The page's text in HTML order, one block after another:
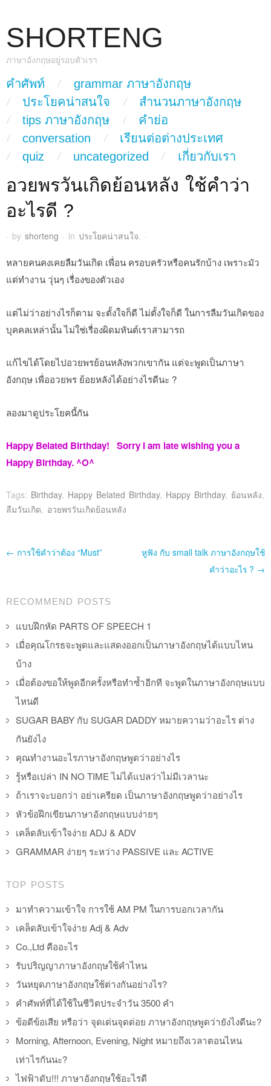
SHORTENG
ภาษาอังกฤษอยู่รอบตัวเรา
Main Menu
skip to content
คำศัพท์
grammar ภาษาอังกฤษ
ประโยคน่าสนใจ
สำนวนภาษาอังกฤษ
tips ภาษาอังกฤษ
คำย่อ
conversation
เรียนต่อต่างประเทศ
quiz
uncategorized เกี่ยวกับเรา
อวยพรวันเกิดย้อนหลัง ใช้คำว่า
อะไรดี ?
· by shorteng · in ประโยคน่าสนใจ. ·
หลายคนคงเคยลืมวันเกิด เพื่อน ครอบครัวหรือคนรักบ้าง เพราะมัว
แต่ทำงาน วุ่นๆ เรื่องของตัวเอง
แต่ไม่ว่าอย่างไรก็ตาม จะตั้งใจก็ดี ไม่ตั้งใจก็ดี ในการลืมวันเกิดของ
บุคคลเหล่านั้น ไม่ใช่เรื่องผิดมหันต์เราสามารถ
แก้ไขได้โดยไปอวยพรย้อนหลังพวกเขากัน แต่จะพูดเป็นภาษา
อังกฤษ เพื่ออวยพร ย้อยหลังได้อย่างไรดีนะ ?
ลองมาดูประโยคนี้กัน
Happy Belated Birthday! Sorry I am late wishing you a
Happy Birthday. ^O^
Tags: Birthday, Happy Belated Birthday, Happy Birthday, ย้อนหลัง,
ลืมวันเกิด, อวยพรวันเกิดย้อนหลัง
Post navigation
← การใช้คำว่าต้อง “Must”
หูฟัง กับ small talk ภาษาอังกฤษใช้
คำว่าอะไร ? →
RECOMMEND POSTS
แบบฝึกหัด PARTS OF SPEECH 1
เมื่อคุณโกรธจะพูดและแสดงออกเป็นภาษาอังกฤษได้แบบไหน
บ้าง
เมื่อต้องขอให้พูดอีกครั้งหรือทำซ้ำอีกที จะพูดในภาษาอังกฤษแบบ
ไหนดี
SUGAR BABY กับ SUGAR DADDY หมายความว่าอะไร ต่าง
กันยังไง
คุณทำงานอะไรภาษาอังกฤษพูดว่าอย่างไร
รู้หรือเปล่า IN NO TIME ไม่ได้แปลว่าไม่มีเวลานะ
ถ้าเราจะบอกว่า อย่าเครียด เป็นภาษาอังกฤษพูดว่าอย่างไร
หัวข้อฝึกเขียนภาษาอังกฤษแบบง่ายๆ
เคล็ดลับเข้าใจง่าย ADJ & ADV
GRAMMAR ง่ายๆ ระหว่าง PASSIVE และ ACTIVE
TOP POSTS
มาทำความเข้าใจ การใช้ AM PM ในการบอกเวลากัน
เคล็ดลับเข้าใจง่าย Adj & Adv
Co.,Ltd คืออะไร
รับปริญญาภาษาอังกฤษใช้คำไหน
วันหยุดภาษาอังกฤษใช้ต่างกันอย่างไร?
คำศัพท์ที่ได้ใช้ในชีวิตประจำวัน 3500 คำ
ข้อดีข้อเสีย หรือว่า จุดเด่นจุดด่อย ภาษาอังกฤษพูดว่ายังไงดีนะ?
Morning, Afternoon, Evening, Night หมายถึงเวลาตอนไหน
เท่าไรกันนะ?
ไฟฟ้าดับ!!! ภาษาอังกฤษใช้อะไรดี